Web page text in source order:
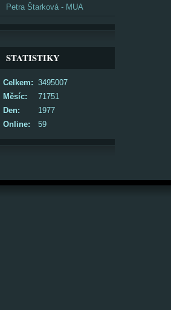
Petra Štarková - MUA
STATISTIKY
Online: 59
Celkem: 3495007
Měsíc:
71751
Den:
1977